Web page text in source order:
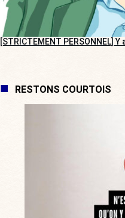
[STRICTEMENT PERSONNEL] Y
RESTONS COURTOIS